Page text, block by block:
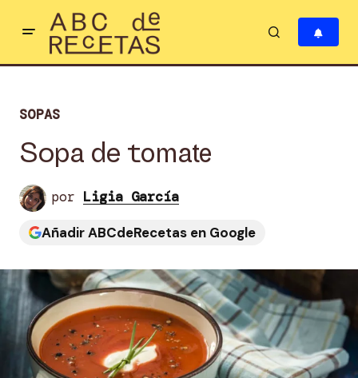
SOPAS
Sopa de tomate
por Ligia García
Añadir ABCdeRecetas en Google